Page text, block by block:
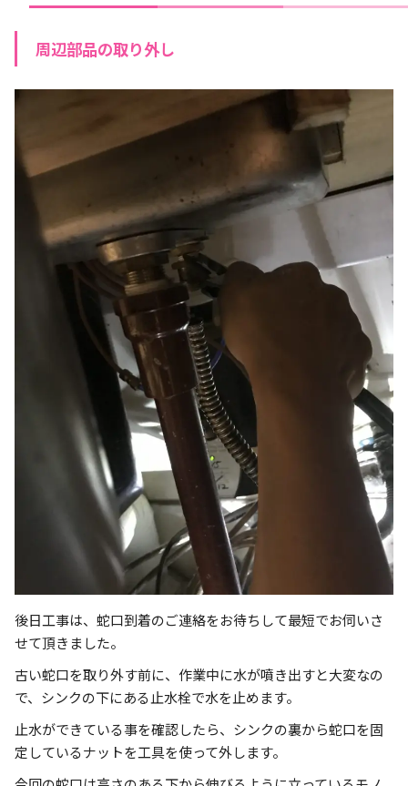
周辺部品の取り外し
後日工事は、蛇口到着のご連絡をお待ちして最短でお伺いさ
せて頂きました。
古い蛇口を取り外す前に、作業中に水が噴き出すと大変なの
で、シンクの下にある止水栓で水を止めます。
止水ができている事を確認したら、シンクの裏から蛇口を固
定しているナットを工具を使って外します。